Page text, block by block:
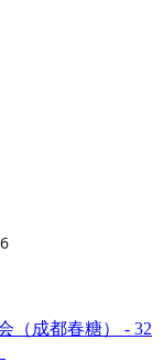
（成都春糖） - 32